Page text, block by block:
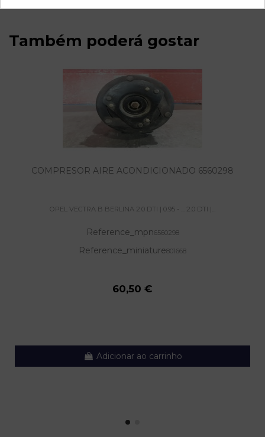
Também poderá gostar
COMPRESOR AIRE ACONDICIONADO 6560298
OPEL VECTRA B BERLINA 2.0 DTI | 0.95 - ... 2.0 DTI |...
Reference_mpn6560298
Reference_miniature801668
60,50 €
Adicionar ao carrinho